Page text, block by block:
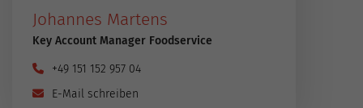
Johannes Martens
Key Account Manager Foodservice
+49 151 152 957 04
E-Mail schreiben